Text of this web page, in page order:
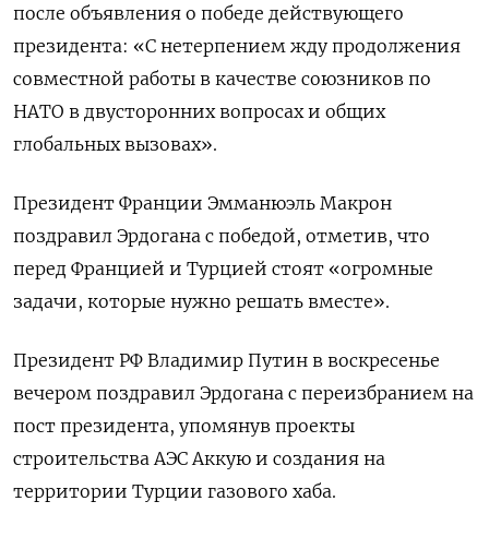
после объявления о победе действующего
президента: «C нетерпением жду продолжения
совместной работы в качестве союзников по
НАТО в двусторонних вопросах и общих
глобальных вызовах».
Президент Франции Эмманюэль Макрон
поздравил Эрдогана с победой, отметив, что
перед Францией и Турцией стоят «огромные
задачи, которые нужно решать вместе».
Президент РФ Владимир Путин в воскресенье
вечером поздравил Эрдогана с переизбранием на
пост президента, упомянув проекты
строительства АЭС Аккую и создания на
территории Турции газового хаба.